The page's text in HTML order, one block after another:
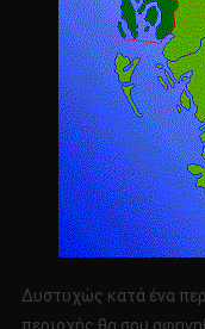
Δυστυχώς κατά ένα